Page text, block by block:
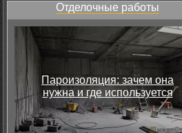
Отделочные работы
Пароизоляция: зачем она
нужна и где используется